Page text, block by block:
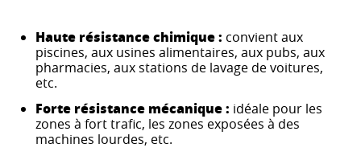
Haute résistance chimique : convient aux
piscines, aux usines alimentaires, aux pubs, aux
pharmacies, aux stations de lavage de voitures,
etc.
Forte résistance mécanique : idéale pour les
zones à fort trafic, les zones exposées à des
machines lourdes, etc.